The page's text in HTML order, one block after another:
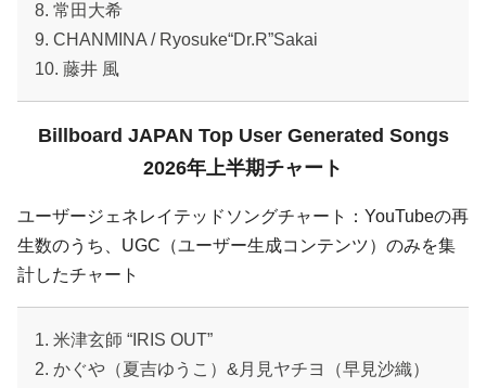
8. 常田大希
9. CHANMINA / Ryosuke“Dr.R”Sakai
10. 藤井 風
Billboard JAPAN Top User Generated Songs
2026年上半期チャート
ユーザージェネレイテッドソングチャート：YouTubeの再
生数のうち、UGC（ユーザー生成コンテンツ）のみを集
計したチャート
1. 米津玄師 “IRIS OUT”
2. かぐや（夏吉ゆうこ）&月見ヤチヨ（早見沙織）